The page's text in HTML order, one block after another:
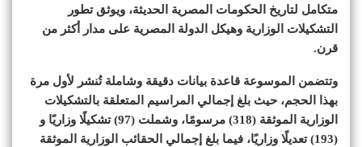
متكامل لتاريخ الحكومات المصرية الحديثة، ويوثق تطور
التشكيلات الوزارية وهيكل الدولة المصرية على مدار أكثر من
قرن.
وتتضمن الموسوعة قاعدة بيانات دقيقة وشاملة تُنشر لأول مرة
بهذا الحجم، حيث بلغ إجمالي المراسيم المتعلقة بالتشكيلات
الوزارية الموثقة (318) مرسومًا، وشملت (97) تشكيلًا وزاريًا و
(193) تعديلًا وزاريًا، فيما بلغ إجمالي الحقائب الوزارية الموثقة